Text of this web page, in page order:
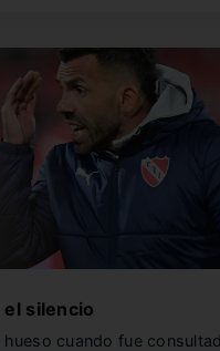
silencio
hueso cuando fue